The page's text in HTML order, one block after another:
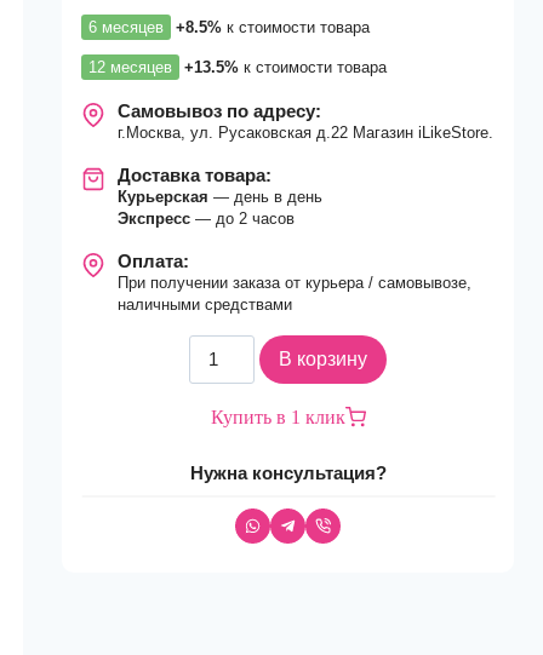
6 месяцев +8.5% к стоимости товара
12 месяцев +13.5% к стоимости товара
Самовывоз по адресу:
г.Москва, ул. Русаковская д.22 Магазин iLikeStore.
Доставка товара:
Курьерская— день в день
Экспресс— до 2 часов
Оплата:
При получении заказа от курьера / самовывозе,
наличными средствами
Количество
товара
Смарт-
Apple
Series
В корзину
Купить в 1 клик
Нужна консультация?